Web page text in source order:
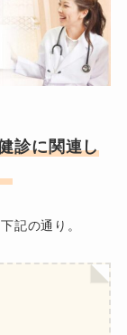
診に関連し
記の通り。